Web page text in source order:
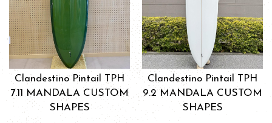
Clandestino Pintail TPH
7.11 MANDALA CUSTOM
SHAPES
Clandestino Pintail TPH
9.2 MANDALA CUSTOM
SHAPES